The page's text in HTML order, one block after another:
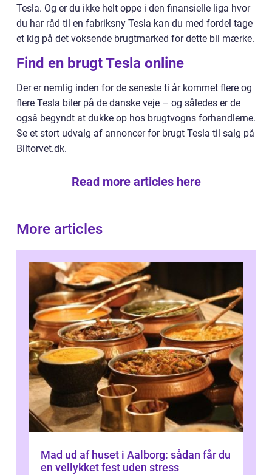
Tesla. Og er du ikke helt oppe i den finansielle liga hvor
du har råd til en fabriksny Tesla kan du med fordel tage
et kig på det voksende brugtmarked for dette bil mærke.
Find en brugt Tesla online
Der er nemlig inden for de seneste ti år kommet flere og
flere Tesla biler på de danske veje – og således er de
også begyndt at dukke op hos brugtvogns forhandlerne.
Se et stort udvalg af annoncer for brugt Tesla til salg på
Biltorvet.dk.
Read more articles here
More articles
Mad ud af huset i Aalborg: sådan får du
en vellykket fest uden stress